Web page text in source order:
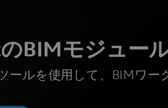
BIMモジュー
ールを使用して、BIMワー